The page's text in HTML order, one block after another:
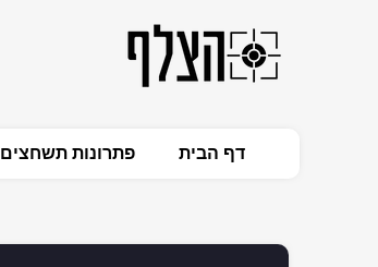
דף הבית פתרונות תשחצים